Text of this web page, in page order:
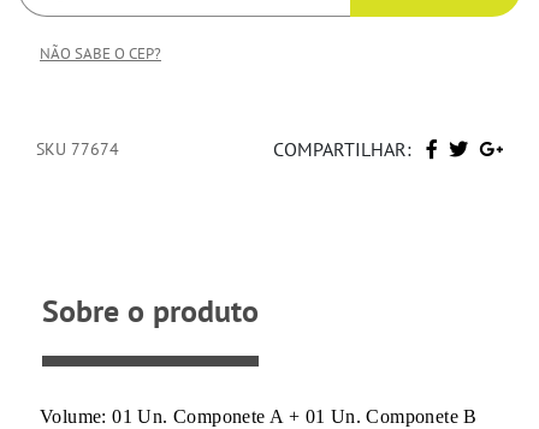
NÃO SABE O CEP?
SKU 77674 COMPARTILHAR:
Sobre o produto
Volume: 01 Un. Componete A + 01 Un. Componete B